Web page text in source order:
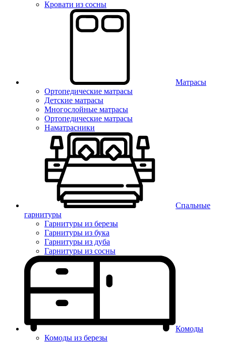
Кровати из сосны
Матрасы
Ортопедические матрасы
Детские матрасы
Многослойные матрасы
Ортопедические матрасы
Наматрасники
Спальные
гарнитуры
Гарнитуры из березы
Гарнитуры из бука
Гарнитуры из дуба
Гарнитуры из сосны
Комоды
Комоды из березы